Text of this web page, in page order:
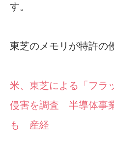
す。
東芝のメモリが特許の
米、東芝による「フラ
侵害を調査 半導体事
も 産経